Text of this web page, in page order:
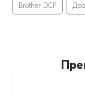
Brother DCP